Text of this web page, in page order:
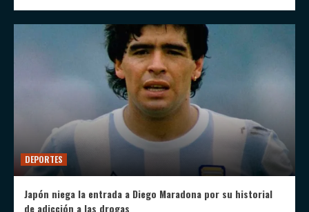
DEPORTES
Japón niega la entrada a Diego Maradona por su historial
de adicción a las drogas